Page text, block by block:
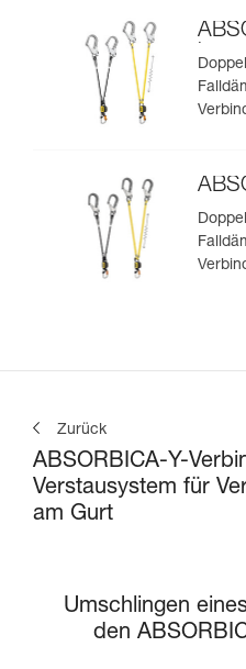
Zurück
ABSORBICA-Y-
Verstausystem für
am Gurt
Umschlingen
den